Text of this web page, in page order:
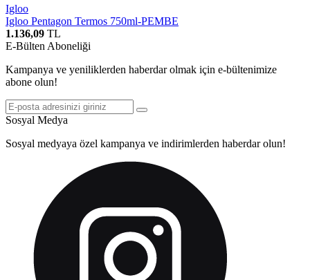
Igloo
Igloo Pentagon Termos 750ml-PEMBE
1.136,09 TL
E-Bülten Aboneliği
Kampanya ve yeniliklerden haberdar olmak için e-bültenimize
abone olun!
Sosyal Medya
Sosyal medyaya özel kampanya ve indirimlerden haberdar olun!